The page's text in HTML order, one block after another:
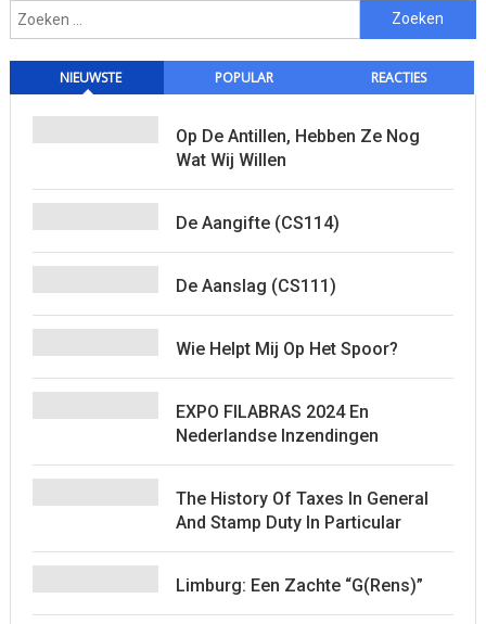
Zoeken
naar:
NIEUWSTE POPULAR REACTIES
Op De Antillen, Hebben Ze Nog
Wat Wij Willen
De Aangifte (CS114)
De Aanslag (CS111)
Wie Helpt Mij Op Het Spoor?
EXPO FILABRAS 2024 En
Nederlandse Inzendingen
The History Of Taxes In General
And Stamp Duty In Particular
Limburg: Een Zachte “G(rens)”